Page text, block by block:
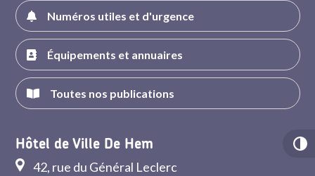
Numéros utiles et d'urgence
Équipements et annuaires
Toutes nos publications
Hôtel de Ville De Hem
42, rue du Général Leclerc